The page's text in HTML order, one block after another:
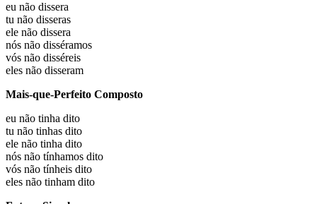
eu não dissera
tu não disseras
ele não dissera
nós não disséramos
vós não disséreis
eles não disseram
Mais-que-Perfeito Composto
eu não tinha dito
tu não tinhas dito
ele não tinha dito
nós não tínhamos dito
vós não tínheis dito
eles não tinham dito